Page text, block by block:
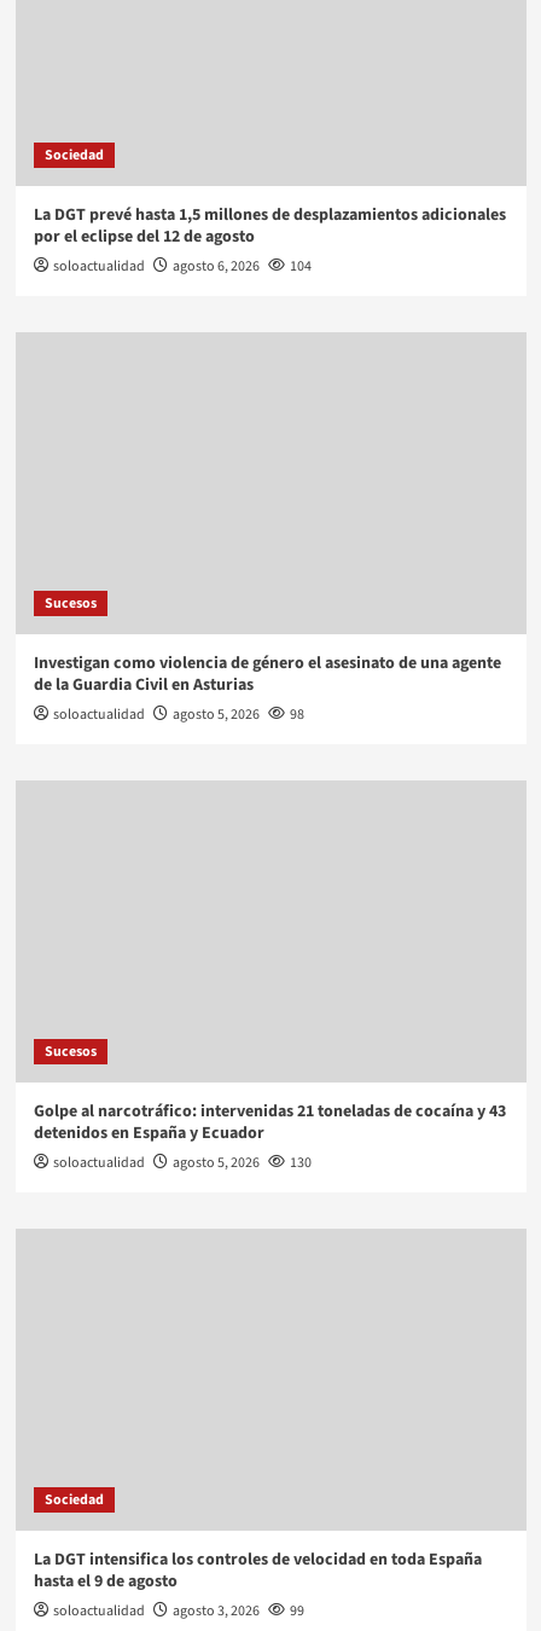
Sociedad
La DGT prevé hasta 1,5 millones de desplazamientos adicionales
por el eclipse del 12 de agosto
soloactualidad agosto 6, 2026 104
Sucesos
Investigan como violencia de género el asesinato de una agente
de la Guardia Civil en Asturias
soloactualidad agosto 5, 2026 98
Sucesos
Golpe al narcotráfico: intervenidas 21 toneladas de cocaína y 43
detenidos en España y Ecuador
soloactualidad agosto 5, 2026 130
Sociedad
La DGT intensifica los controles de velocidad en toda España
hasta el 9 de agosto
soloactualidad agosto 3, 2026 99